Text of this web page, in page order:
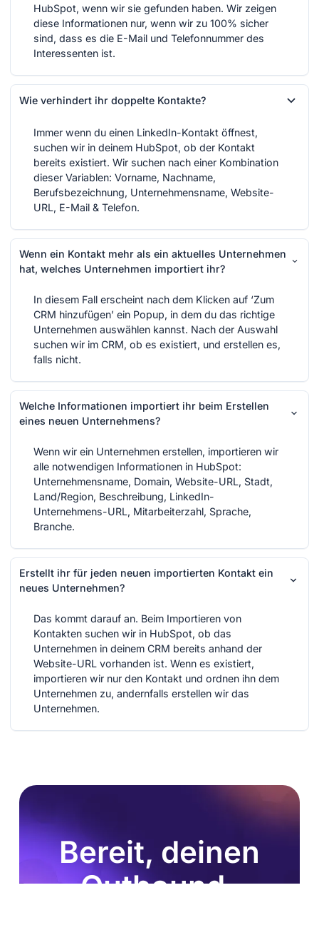
HubSpot, wenn wir sie gefunden haben. Wir zeigen
diese Informationen nur, wenn wir zu 100% sicher
sind, dass es die E-Mail und Telefonnummer des
Interessenten ist.
Wie verhindert ihr doppelte Kontakte?
Immer wenn du einen LinkedIn-Kontakt öffnest,
suchen wir in deinem HubSpot, ob der Kontakt
bereits existiert. Wir suchen nach einer Kombination
dieser Variablen: Vorname, Nachname,
Berufsbezeichnung, Unternehmensname, Website-
URL, E-Mail & Telefon.
Wenn ein Kontakt mehr als ein aktuelles Unternehmen
hat, welches Unternehmen importiert ihr?
In diesem Fall erscheint nach dem Klicken auf ‘Zum
CRM hinzufügen’ ein Popup, in dem du das richtige
Unternehmen auswählen kannst. Nach der Auswahl
suchen wir im CRM, ob es existiert, und erstellen es,
falls nicht.
Welche Informationen importiert ihr beim Erstellen
eines neuen Unternehmens?
Wenn wir ein Unternehmen erstellen, importieren wir
alle notwendigen Informationen in HubSpot:
Unternehmensname, Domain, Website-URL, Stadt,
Land/Region, Beschreibung, LinkedIn-
Unternehmens-URL, Mitarbeiterzahl, Sprache,
Branche.
Erstellt ihr für jeden neuen importierten Kontakt ein
neues Unternehmen?
Das kommt darauf an. Beim Importieren von
Kontakten suchen wir in HubSpot, ob das
Unternehmen in deinem CRM bereits anhand der
Website-URL vorhanden ist. Wenn es existiert,
importieren wir nur den Kontakt und ordnen ihn dem
Unternehmen zu, andernfalls erstellen wir das
Unternehmen.
Bereit, deinen
Outbound-